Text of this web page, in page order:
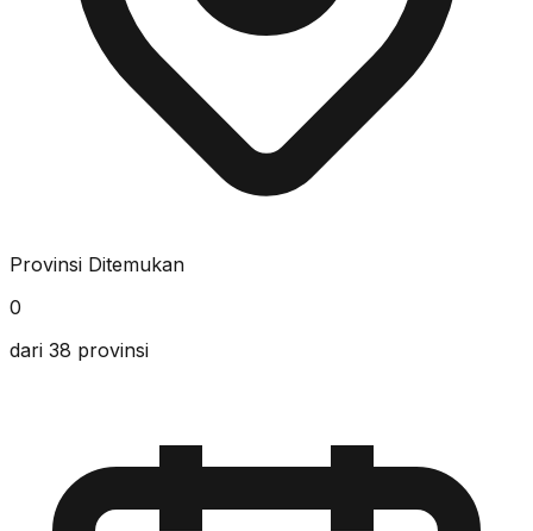
Provinsi Ditemukan
0
dari 38 provinsi